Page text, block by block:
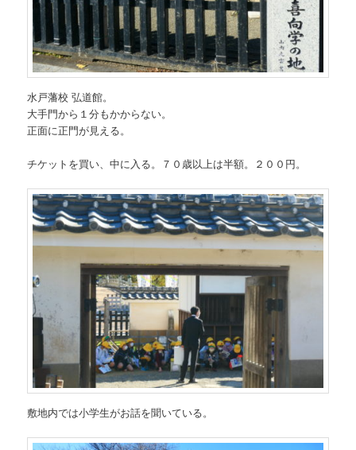
水戸藩校 弘道館。
大手門から１分もかからない。
正面に正門が見える。
チケットを買い、中に入る。７０歳以上は半額。２００円。
敷地内では小学生がお話を聞いている。